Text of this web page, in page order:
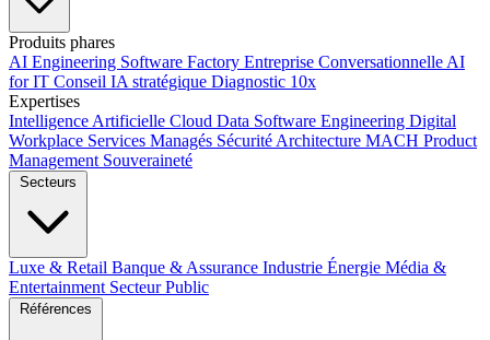
Produits phares
AI Engineering Software Factory Entreprise Conversationnelle AI
for IT Conseil IA stratégique Diagnostic 10x
Expertises
Intelligence Artificielle Cloud Data Software Engineering Digital
Workplace Services Managés Sécurité Architecture MACH Product
Management Souveraineté
Secteurs
Luxe & Retail Banque & Assurance Industrie Énergie Média &
Entertainment Secteur Public
Références